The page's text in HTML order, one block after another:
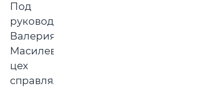
Под
руководством
Валерия
Масилевича
цех
справлялся